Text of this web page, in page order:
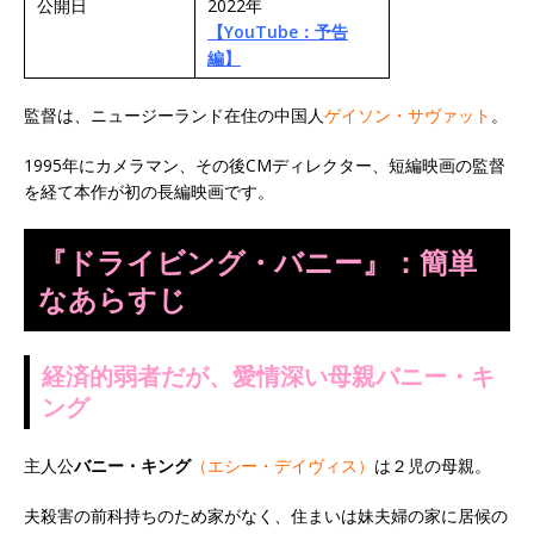
公開日
2022年
【YouTube：予告
編】
監督は、ニュージーランド在住の中国人ゲイソン・サヴァット 。
1995年にカメラマン、その後CMディレクター、短編映画の監督
を経て本作が初の長編映画です。
『ドライビング・バニー』：簡単
なあらすじ
経済的弱者だが、愛情深い母親バニー・キ
ング
主人公バニー・キング（エシー・デイヴィス） は２児の母親。
夫殺害の前科持ちのため家がなく、住まいは妹夫婦の家に居候の